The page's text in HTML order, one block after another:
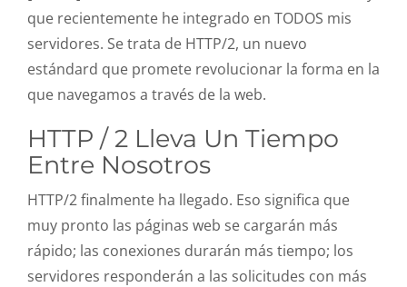
que recientemente he integrado en TODOS mis
servidores. Se trata de HTTP/2, un nuevo
estándard que promete revolucionar la forma en la
que navegamos a través de la web.
HTTP / 2 Lleva Un Tiempo
Entre Nosotros
HTTP/2 finalmente ha llegado. Eso significa que
muy pronto las páginas web se cargarán más
rápido; las conexiones durarán más tiempo; los
servidores responderán a las solicitudes con más